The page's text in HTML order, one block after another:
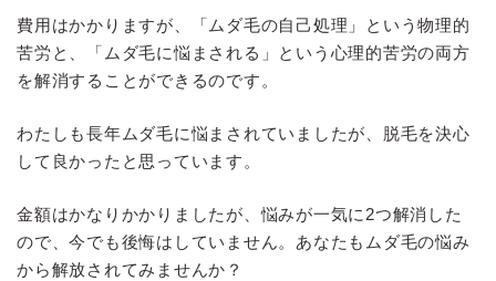
費用はかかりますが、「ムダ毛の自己処理」という物理的
苦労と、「ムダ毛に悩まされる」という心理的苦労の両方
を解消することができるのです。
わたしも長年ムダ毛に悩まされていましたが、脱毛を決心
して良かったと思っています。
金額はかなりかかりましたが、悩みが一気に2つ解消した
ので、今でも後悔はしていません。あなたもムダ毛の悩み
から解放されてみませんか？